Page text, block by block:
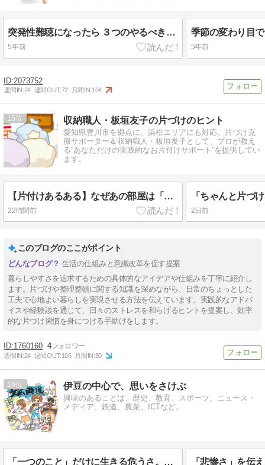
突発性難聴になったら ３つのやるべきことと注意するべきこと
5年前 5年前
2073752
週間IN:24 週間OUT:72 月間IN:104
15 収納職人・板垣友子の片づけのヒント
愛知県豊川市を拠点に、浜松エリアにも対応。片づけ克
服サポーター＆収納職人・板垣友子として、プロが教え
る“あなただけの実践的なお片付けサポート”を提供してい
ます。
【片付けあるある】なぜあの部屋は「物置部屋」になってしまうのか？
22時間前 2日前
このブログのここがポイント
生活の仕組みと意識改革を促す提案
暮らしやすさを追求するための具体的なアイデアや仕組みを丁寧に紹介し
ます。片づけや整理整頓に関する知識を深めながら、日常のちょっとした
工夫で心地よい暮らしを実現させる方法を伝えています。実践的なアドバ
イスや経験談を通じて、日々のストレスを和らげるヒントを提案し、効率
的な片づけ習慣を身につける手助けをします。
1760160 4
週間IN:24 週間OUT:106 月間IN:80
16 伊豆の中心で、思いをさけぶ
興味のあることは、歴史、教育、スポーツ、ニュース・
メディア、鉄道、農業、ICTなど。
「一つのこと」だけに生きる危うさ。――効率主義を超えて「文武両道」が教える人生の安全網